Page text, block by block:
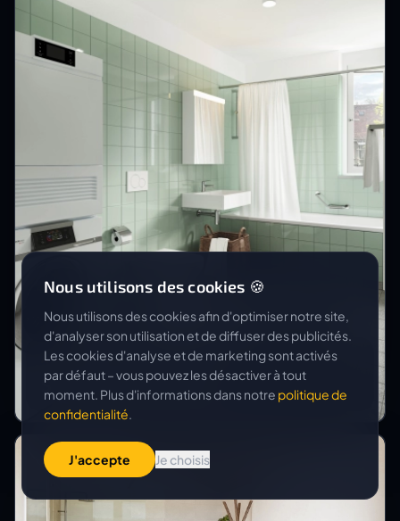
ADIMMO AG
Sanierung Bäumlihof
Nous utilisons des cookies 🍪
Nous utilisons des cookies afin d'optimiser notre site,
d'analyser son utilisation et de diffuser des publicités.
Les cookies d'analyse et de marketing sont activés
par défaut – vous pouvez les désactiver à tout
moment. Plus d'informations dans notre politique de
confidentialité.
J'accepte Je choisis